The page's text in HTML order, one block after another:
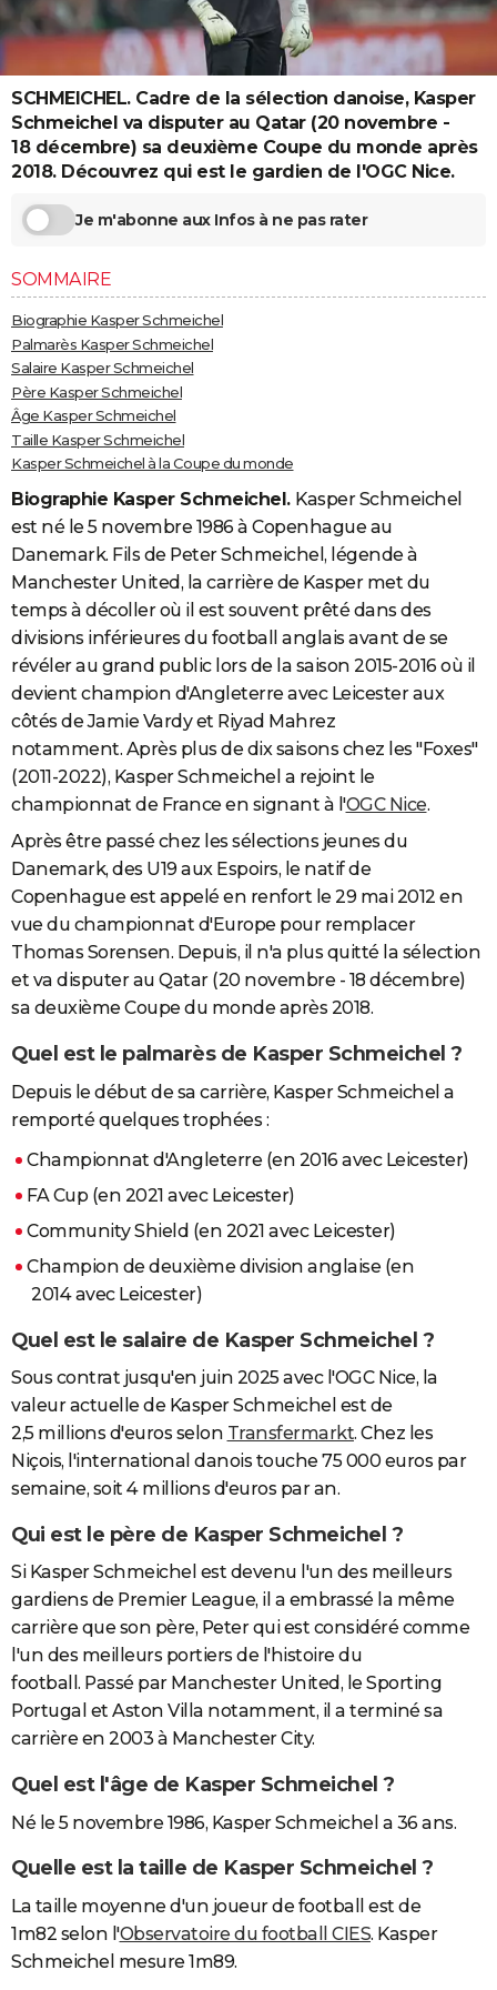
Destinations
City break
Voyage nature
Voyage de noces
Forum
Climat
+ PHOTO
GUIDES D'ACHAT
BONS PLANS
CARTE DE VOEUX
Carte de Noël
Carte Bonne année
Carte Saint-Valentin
Carte Pâques
Carte d'anniversaire
DICTIONNAIRE
COPAINS D'AVANT
S'inscrire
Se connecter
Lycées
Collèges
Primaires
Universités
Entreprises
Service militaire
Avis de recherche
AVIS DE DÉCÈS
FORUM
Bricolage
Lifestyle
Culture
Sport
Auto
Television
Voyage
Cinema
SCHMEICHEL. Cadre de la sélection danoise, Kasper
Schmeichel va disputer au Qatar (20 novembre -
18 décembre) sa deuxième Coupe du monde après
2018. Découvrez qui est le gardien de l'OGC Nice.
Je m'abonne aux Infos à ne pas rater
SOMMAIRE
Biographie Kasper Schmeichel
Palmarès Kasper Schmeichel
Salaire Kasper Schmeichel
Père Kasper Schmeichel
Âge Kasper Schmeichel
Taille Kasper Schmeichel
Kasper Schmeichel à la Coupe du monde
Biographie Kasper Schmeichel. Kasper Schmeichel
est né le 5 novembre 1986 à Copenhague au
Danemark. Fils de Peter Schmeichel, légende à
Manchester United, la carrière de Kasper met du
temps à décoller où il est souvent prêté dans des
divisions inférieures du football anglais avant de se
révéler au grand public lors de la saison 2015-2016 où il
devient champion d'Angleterre avec Leicester aux
côtés de Jamie Vardy et Riyad Mahrez
notamment. Après plus de dix saisons chez les "Foxes"
(2011-2022), Kasper Schmeichel a rejoint le
championnat de France en signant à l'OGC Nice.
Après être passé chez les sélections jeunes du
Danemark, des U19 aux Espoirs, le natif de
Copenhague est appelé en renfort le 29 mai 2012 en
vue du championnat d'Europe pour remplacer
Thomas Sorensen. Depuis, il n'a plus quitté la sélection
et va disputer au Qatar (20 novembre - 18 décembre)
sa deuxième Coupe du monde après 2018.
Quel est le palmarès de Kasper Schmeichel ?
Depuis le début de sa carrière, Kasper Schmeichel a
remporté quelques trophées :
Championnat d'Angleterre (en 2016 avec Leicester)
FA Cup (en 2021 avec Leicester)
Community Shield (en 2021 avec Leicester)
Champion de deuxième division anglaise (en
2014 avec Leicester)
Quel est le salaire de Kasper Schmeichel ?
Sous contrat jusqu'en juin 2025 avec l'OGC Nice, la
valeur actuelle de Kasper Schmeichel est de
2,5 millions d'euros selon Transfermarkt. Chez les
Niçois, l'international danois touche 75 000 euros par
semaine, soit 4 millions d'euros par an.
Qui est le père de Kasper Schmeichel ?
Si Kasper Schmeichel est devenu l'un des meilleurs
gardiens de Premier League, il a embrassé la même
carrière que son père, Peter qui est considéré comme
l'un des meilleurs portiers de l'histoire du
football. Passé par Manchester United, le Sporting
Portugal et Aston Villa notamment, il a terminé sa
carrière en 2003 à Manchester City.
Quel est l'âge de Kasper Schmeichel ?
Né le 5 novembre 1986, Kasper Schmeichel a 36 ans.
Quelle est la taille de Kasper Schmeichel ?
La taille moyenne d'un joueur de football est de
1m82 selon l'Observatoire du football CIES. Kasper
Schmeichel mesure 1m89.